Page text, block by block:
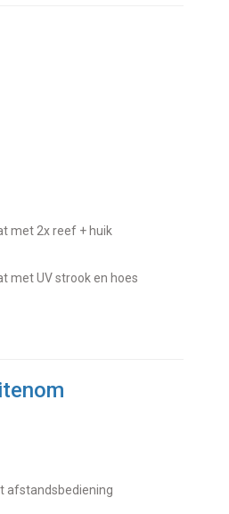
met 2x reef + huik
met UV strook en hoes
afstandsbediening